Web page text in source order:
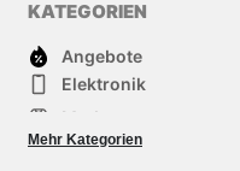
KATEGORIEN
Angebote
Elektronik
Mode
Baumarkt
Mehr Kategorien